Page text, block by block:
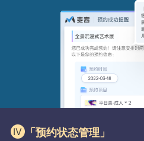
「预约状态管理」